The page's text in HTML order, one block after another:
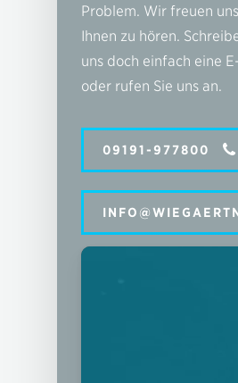
Problem. Wir freuen
Ihnen zu hören.
uns doch einfach eine
oder rufen Sie uns an.
09191-977800